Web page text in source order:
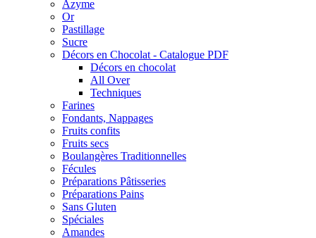
Azyme
Or
Pastillage
Sucre
Décors en Chocolat - Catalogue PDF
Décors en chocolat
All Over
Techniques
Farines
Fondants, Nappages
Fruits confits
Fruits secs
Boulangères Traditionnelles
Fécules
Préparations Pâtisseries
Préparations Pains
Sans Gluten
Spéciales
Amandes